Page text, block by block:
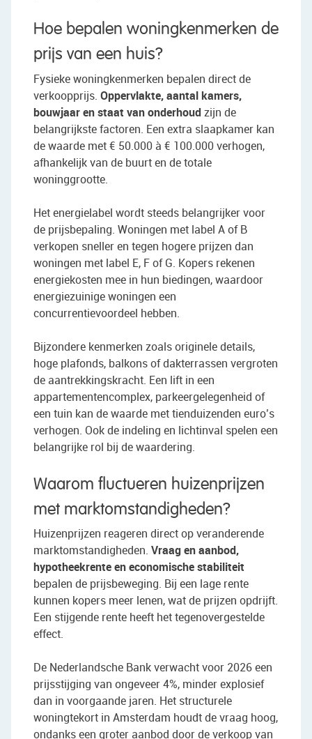
Hoe bepalen woningkenmerken de
prijs van een huis?
Fysieke woningkenmerken bepalen direct de
verkoopprijs. Oppervlakte, aantal kamers,
bouwjaar en staat van onderhoudzijn de
belangrijkste factoren. Een extra slaapkamer kan
de waarde met € 50.000 à € 100.000 verhogen,
afhankelijk van de buurt en de totale
woninggrootte.
Het energielabel wordt steeds belangrijker voor
de prijsbepaling. Woningen met label A of B
verkopen sneller en tegen hogere prijzen dan
woningen met label E, F of G. Kopers rekenen
energiekosten mee in hun biedingen, waardoor
energiezuinige woningen een
concurrentievoordeel hebben.
Bijzondere kenmerken zoals originele details,
hoge plafonds, balkons of dakterrassen vergroten
de aantrekkingskracht. Een lift in een
appartementencomplex, parkeergelegenheid of
een tuin kan de waarde met tienduizenden euro’s
verhogen. Ook de indeling en lichtinval spelen een
belangrijke rol bij de waardering.
Waarom fluctueren huizenprijzen
met marktomstandigheden?
Huizenprijzen reageren direct op veranderende
marktomstandigheden. Vraag en aanbod,
hypotheekrente en economische stabiliteit
bepalen de prijsbeweging. Bij een lage rente
kunnen kopers meer lenen, wat de prijzen opdrijft.
Een stijgende rente heeft het tegenovergestelde
effect.
De Nederlandsche Bank verwacht voor 2026 een
prijsstijging van ongeveer 4%, minder explosief
dan in voorgaande jaren. Het structurele
woningtekort in Amsterdam houdt de vraag hoog,
ondanks een groter aanbod door de verkoop van